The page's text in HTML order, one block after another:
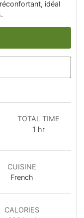
idéal
TOTAL TIME
1 hour
hr
CUISINE
French
CALORIES